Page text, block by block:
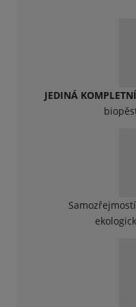
JEDINÁ KOMPLETNÍ